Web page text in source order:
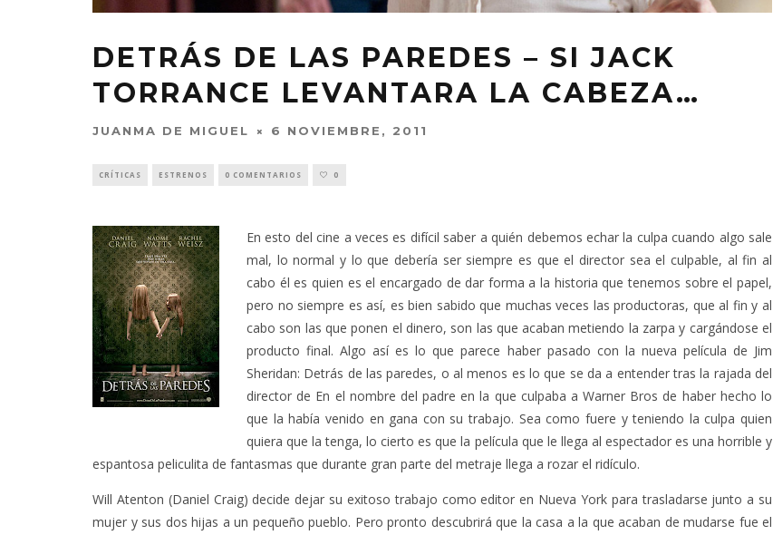
DETRÁS DE LAS PAREDES – SI JACK
TORRANCE LEVANTARA LA CABEZA…
JUANMA DE MIGUEL 6 NOVIEMBRE, 2011
CRÍTICAS ESTRENOS 0 COMENTARIOS 0
En esto del cine a veces es difícil saber a quién debemos echar la culpa cuando algo sale
mal, lo normal y lo que debería ser siempre es que el director sea el culpable, al fin al
cabo él es quien es el encargado de dar forma a la historia que tenemos sobre el papel,
pero no siempre es así, es bien sabido que muchas veces las productoras, que al fin y al
cabo son las que ponen el dinero, son las que acaban metiendo la zarpa y cargándose el
producto final. Algo así es lo que parece haber pasado con la nueva película de Jim
Sheridan: Detrás de las paredes, o al menos es lo que se da a entender tras la rajada del
director de En el nombre del padre en la que culpaba a Warner Bros de haber hecho lo
que la había venido en gana con su trabajo. Sea como fuere y teniendo la culpa quien
quiera que la tenga, lo cierto es que la película que le llega al espectador es una horrible y
espantosa peliculita de fantasmas que durante gran parte del metraje llega a rozar el ridículo.
Will Atenton (Daniel Craig) decide dejar su exitoso trabajo como editor en Nueva York para trasladarse junto a su
mujer y sus dos hijas a un pequeño pueblo. Pero pronto descubrirá que la casa a la que acaban de mudarse fue el